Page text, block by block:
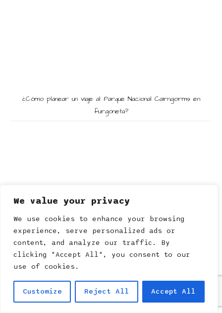
We value your privacy
We use cookies to enhance your browsing
experience, serve personalized ads or
content, and analyze our traffic. By
clicking "Accept All", you consent to our
use of cookies.
Customize Reject All Accept All
¿Cómo planear un viaje al Parque Nacional Cairngorms en
furgoneta?
Guía práctica para ir al Parque Arqueológico de San Agustín en